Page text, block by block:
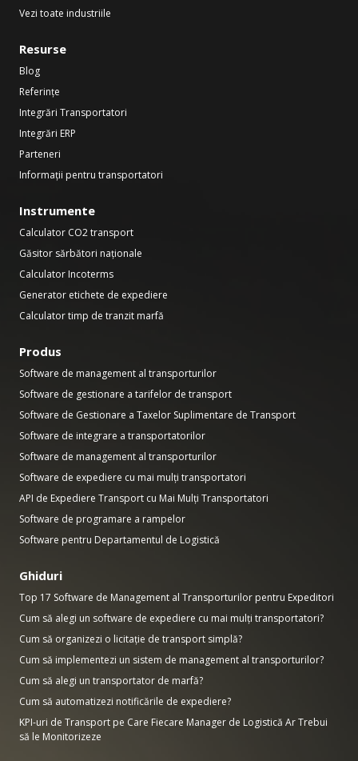
Vezi toate industriile
Resurse
Blog
Referințe
Integrări Transportatori
Integrări ERP
Parteneri
Informații pentru transportatori
Instrumente
Calculator CO2 transport
Găsitor sărbători naționale
Calculator Incoterms
Generator etichete de expediere
Calculator timp de tranzit marfă
Produs
Software de management al transporturilor
Software de gestionare a tarifelor de transport
Software de Gestionare a Taxelor Suplimentare de Transport
Software de integrare a transportatorilor
Software de management al transporturilor
Software de expediere cu mai mulți transportatori
API de Expediere Transport cu Mai Mulți Transportatori
Software de programare a rampelor
Software pentru Departamentul de Logistică
Ghiduri
Top 17 Software de Management al Transporturilor pentru Expeditori
Cum să alegi un software de expediere cu mai mulți transportatori?
Cum să organizezi o licitație de transport simplă?
Cum să implementezi un sistem de management al transporturilor?
Cum să alegi un transportator de marfă?
Cum să automatizezi notificările de expediere?
KPI-uri de Transport pe Care Fiecare Manager de Logistică Ar Trebui
să le Monitorizeze